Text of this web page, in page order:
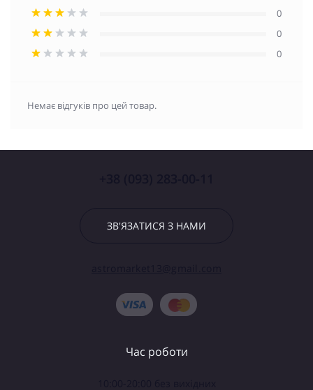
0
0
0
Немає відгуків про цей товар.
ЗВ'ЯЗАТИСЯ З НАМИ
Час роботи